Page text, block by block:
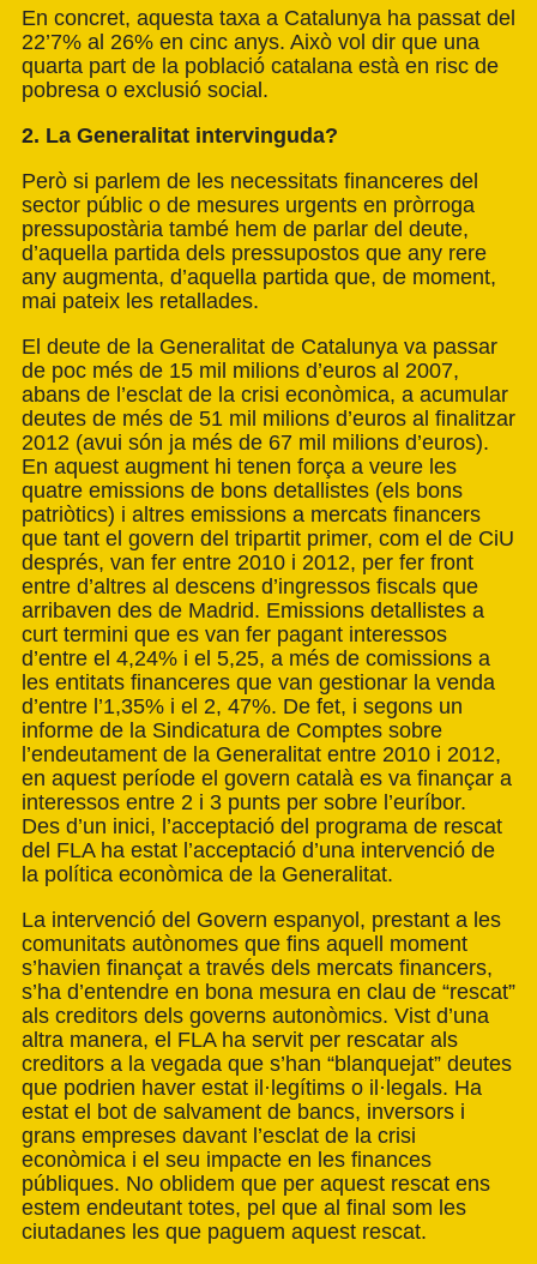
En concret, aquesta taxa a Catalunya ha passat del
22’7% al 26% en cinc anys. Això vol dir que una
quarta part de la població catalana està en risc de
pobresa o exclusió social.
2. La Generalitat intervinguda?
Però si parlem de les necessitats financeres del
sector públic o de mesures urgents en pròrroga
pressupostària també hem de parlar del deute,
d’aquella partida dels pressupostos que any rere
any augmenta, d’aquella partida que, de moment,
mai pateix les retallades.
El deute de la Generalitat de Catalunya va passar
de poc més de 15 mil milions d’euros al 2007,
abans de l’esclat de la crisi econòmica, a acumular
deutes de més de 51 mil milions d’euros al finalitzar
2012 (avui són ja més de 67 mil milions d’euros).
En aquest augment hi tenen força a veure les
quatre emissions de bons detallistes (els bons
patriòtics) i altres emissions a mercats financers
que tant el govern del tripartit primer, com el de CiU
després, van fer entre 2010 i 2012, per fer front
entre d’altres al descens d’ingressos fiscals que
arribaven des de Madrid. Emissions detallistes a
curt termini que es van fer pagant interessos
d’entre el 4,24% i el 5,25, a més de comissions a
les entitats financeres que van gestionar la venda
d’entre l’1,35% i el 2, 47%. De fet, i segons un
informe de la Sindicatura de Comptes sobre
l’endeutament de la Generalitat entre 2010 i 2012,
en aquest període el govern català es va finançar a
interessos entre 2 i 3 punts per sobre l’euríbor.
Des d’un inici, l’acceptació del programa de rescat
del FLA ha estat l’acceptació d’una intervenció de
la política econòmica de la Generalitat.
La intervenció del Govern espanyol, prestant a les
comunitats autònomes que fins aquell moment
s’havien finançat a través dels mercats financers,
s’ha d’entendre en bona mesura en clau de “rescat”
als creditors dels governs autonòmics. Vist d’una
altra manera, el FLA ha servit per rescatar als
creditors a la vegada que s’han “blanquejat” deutes
que podrien haver estat il·legítims o il·legals. Ha
estat el bot de salvament de bancs, inversors i
grans empreses davant l’esclat de la crisi
econòmica i el seu impacte en les finances
públiques. No oblidem que per aquest rescat ens
estem endeutant totes, pel que al final som les
ciutadanes les que paguem aquest rescat.